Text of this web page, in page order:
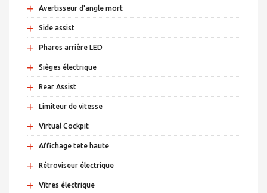
+ Avertisseur d'angle mort
+ Side assist
+ Phares arrière LED
+ Sièges électrique
+ Rear Assist
+ Limiteur de vitesse
+ Virtual Cockpit
+ Affichage tete haute
+ Rétroviseur électrique
+ Vitres électrique